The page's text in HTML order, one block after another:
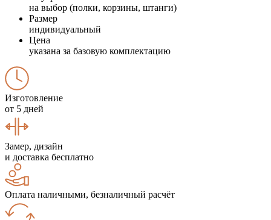
на выбор (полки, корзины, штанги)
Размер
индивидуальный
Цена
указана за базовую комплектацию
Изготовление
от 5 дней
Замер, дизайн
и доставка бесплатно
Оплата наличными, безналичный расчёт